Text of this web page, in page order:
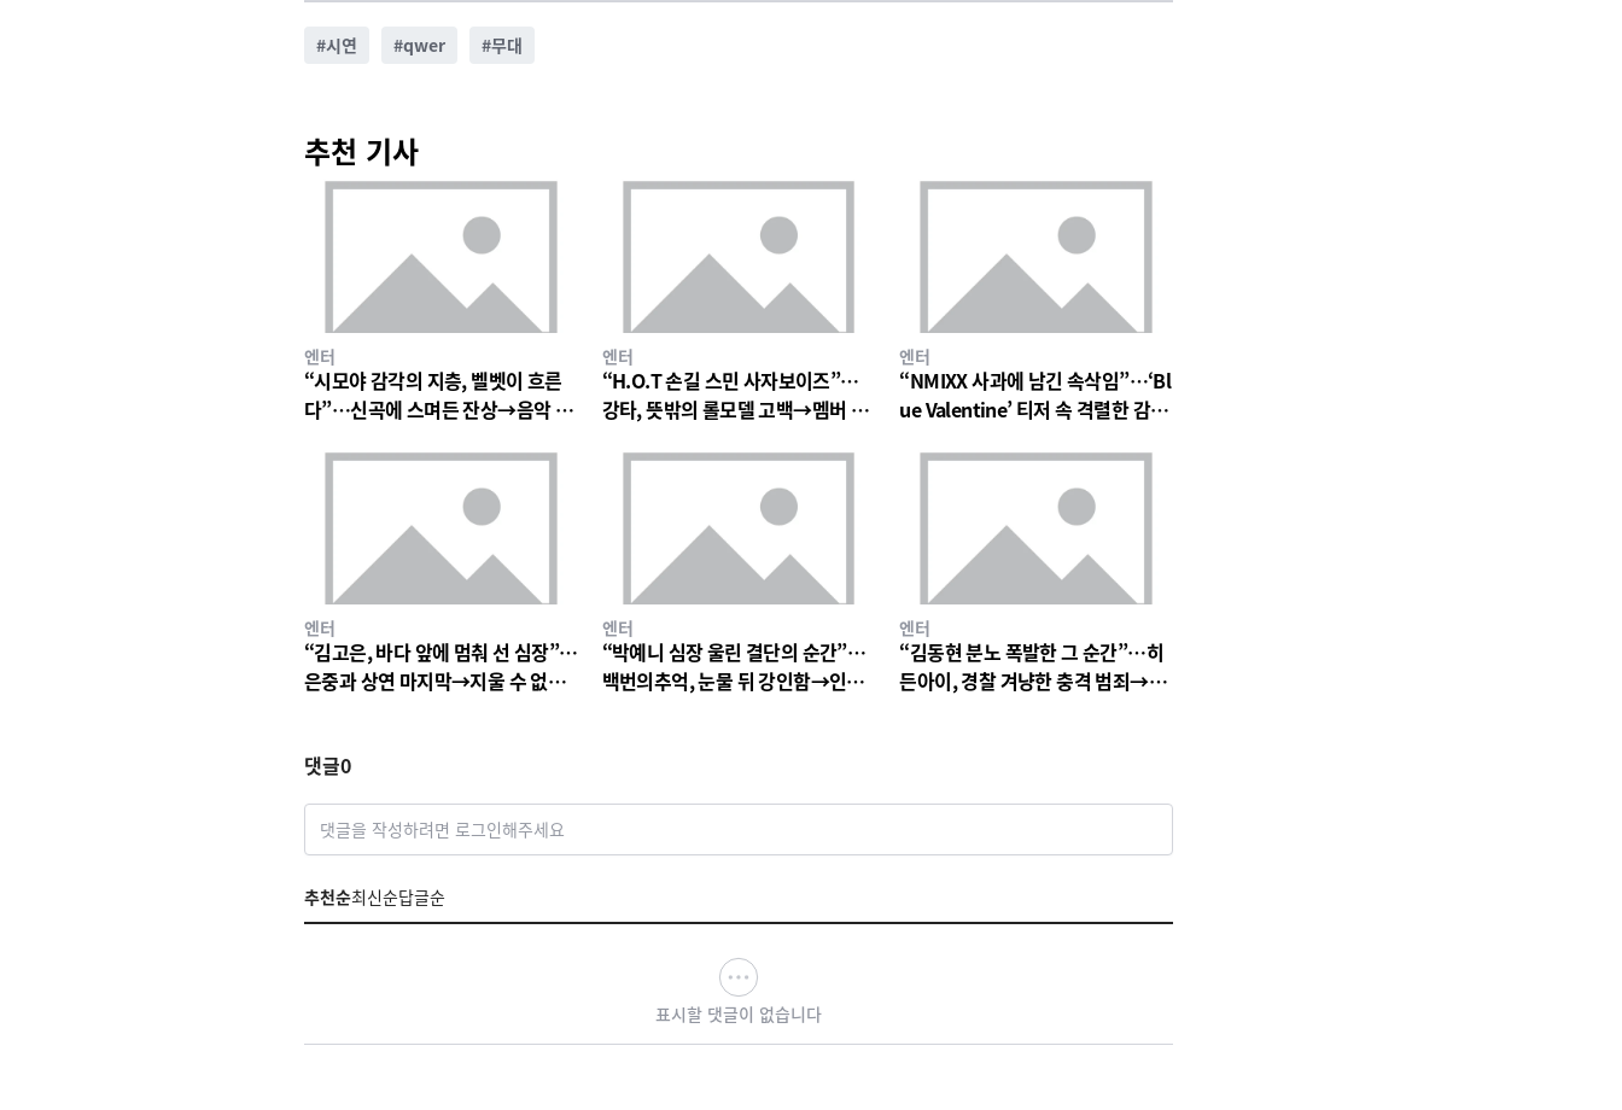
#시연 #qwer #무대
추천 기사
엔터
“시모야 감각의 지층, 벨벳이 흐른
다”…신곡에 스며든 잔상→음악 팬
엔터
“H.O.T 손길 스민 사자보이즈”…
강타, 뜻밖의 롤모델 고백→멤버 폭
엔터
“NMIXX 사과에 남긴 속삭임”…‘Bl
ue Valentine’ 티저 속 격렬한 감정
엔터
“김고은, 바다 앞에 멈춰 선 심장”…
은중과 상연 마지막→지울 수 없는
엔터
“박예니 심장 울린 결단의 순간”…
백번의추억, 눈물 뒤 강인함→인물
엔터
“김동현 분노 폭발한 그 순간”…히
든아이, 경찰 겨냥한 충격 범죄→출
댓글0
댓글을 작성하려면 로그인해주세요
추천순최신순답글순
표시할 댓글이 없습니다